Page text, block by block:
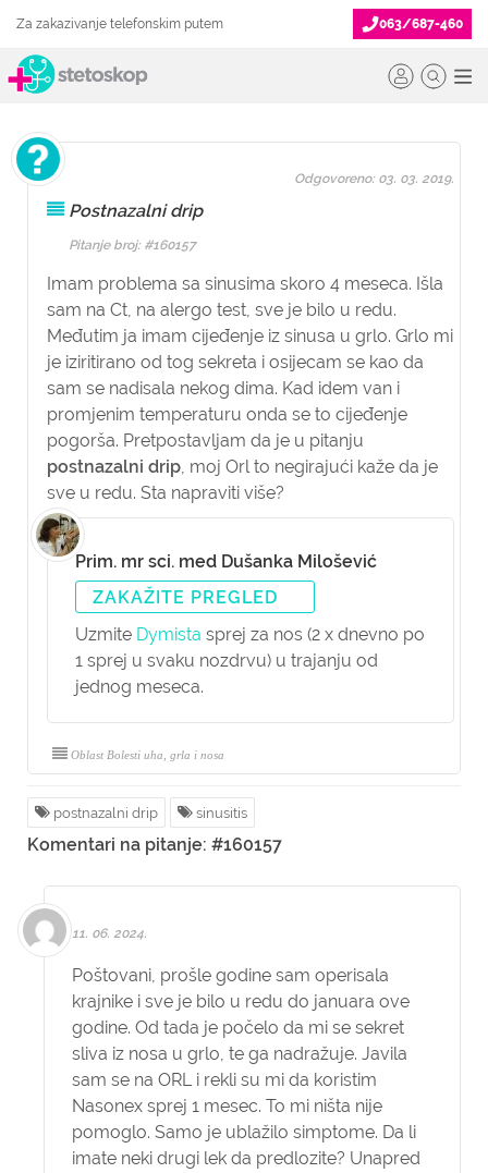
Za zakazivanje telefonskim putem 063/687-460
Postnazalni drip
Pitanje broj: #160157
Imam problema sa sinusima skoro 4 meseca. Išla
sam na Ct, na alergo test, sve je bilo u redu.
Međutim ja imam cijeđenje iz sinusa u grlo. Grlo mi
je iziritirano od tog sekreta i osijecam se kao da
sam se nadisala nekog dima. Kad idem van i
promjenim temperaturu onda se to cijeđenje
pogorša. Pretpostavljam da je u pitanju
postnazalni drip, moj Orl to negirajući kaže da je
sve u redu. Sta napraviti više?
Odgovoreno: 03. 03. 2019.
Prim. mr sci. med Dušanka Milošević
ZAKAŽITE PREGLED
Uzmite Dymista sprej za nos (2 x dnevno po
1 sprej u svaku nozdrvu) u trajanju od
jednog meseca.
Oblast Bolesti uha, grla i nosa
postnazalni drip sinusitis
Komentari na pitanje: #160157
11. 06. 2024.
Poštovani, prošle godine sam operisala
krajnike i sve je bilo u redu do januara ove
godine. Od tada je počelo da mi se sekret
sliva iz nosa u grlo, te ga nadražuje. Javila
sam se na ORL i rekli su mi da koristim
Nasonex sprej 1 mesec. To mi ništa nije
pomoglo. Samo je ublažilo simptome. Da li
imate neki drugi lek da predlozite? Unapred